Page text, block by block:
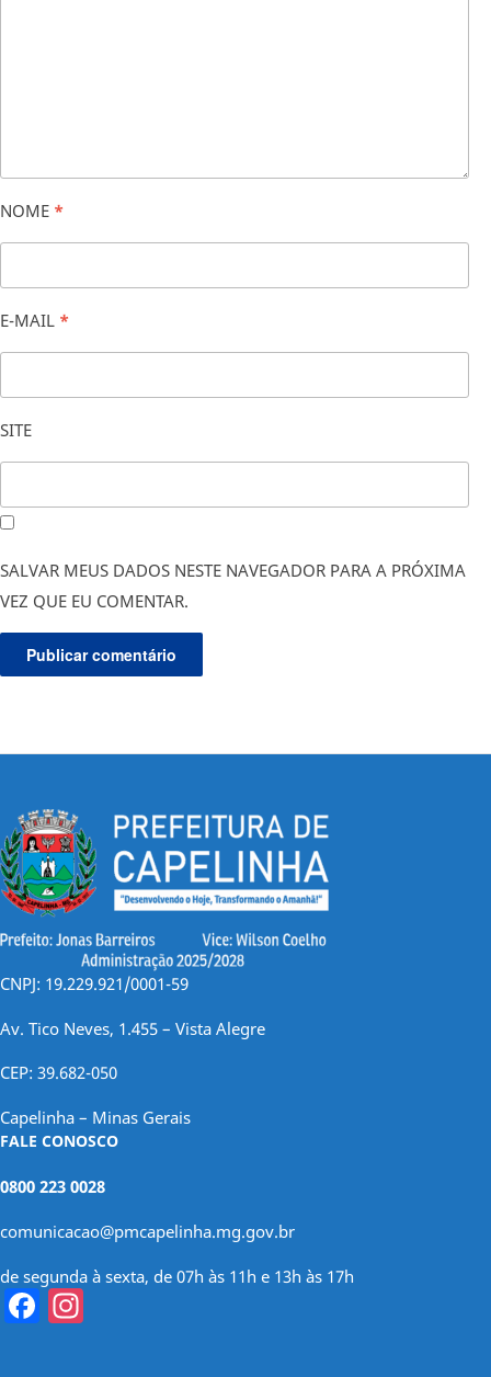
NOME *
E-MAIL *
SITE
SALVAR MEUS DADOS NESTE NAVEGADOR PARA A PRÓXIMA
VEZ QUE EU COMENTAR.
CNPJ: 19.229.921/0001-59
Av. Tico Neves, 1.455 – Vista Alegre
CEP: 39.682-050
Capelinha – Minas Gerais
FALE CONOSCO
0800 223 0028
comunicacao@pmcapelinha.mg.gov.br
de segunda à sexta, de 07h às 11h e 13h às 17h
Facebook